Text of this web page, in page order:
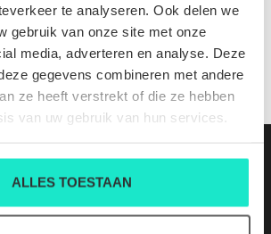
te analyseren. Ook delen we
gebruik van onze site met onze
media, adverteren en analyse. Deze
gegevens combineren met andere
ze heeft verstrekt of die ze hebben
van uw gebruik van hun services.
ALLES TOESTAAN
op basis van 0 beoordelingen
TOEVOEGEN